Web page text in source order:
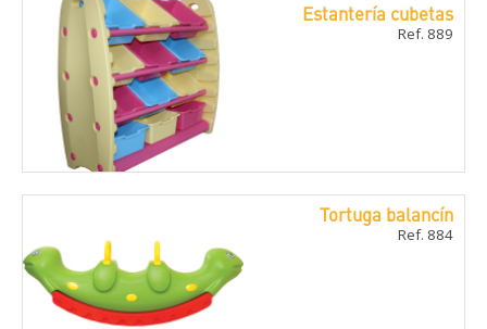
Estanterí­a cubetas
Ref. 889
Tortuga balancí­n
Ref. 884